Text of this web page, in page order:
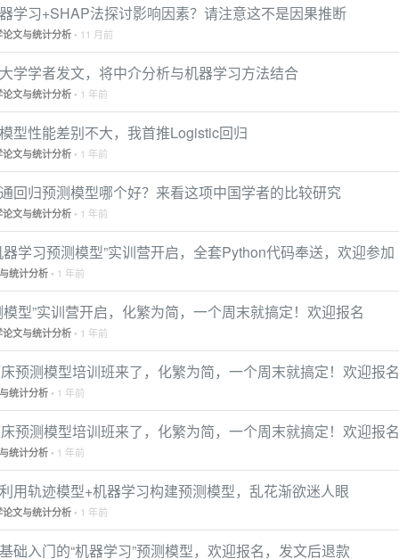
学习+SHAP法探讨影响因素？请注意这不是因果推断
论文与统计分析 • 11 月前
学学者发文，将中介分析与机器学习方法结合
论文与统计分析 • 1 年前
型性能差别不大，我首推Logistic回归
论文与统计分析 • 1 年前
回归预测模型哪个好？来看这项中国学者的比较研究
论文与统计分析 • 1 年前
器学习预测模型”实训营开启，全套Python代码奉送，欢迎参加
统计分析 • 1 年前
型”实训营开启，化繁为简，一个周末就搞定！欢迎报名
论文与统计分析 • 1 年前
预测模型培训班来了，化繁为简，一个周末就搞定！欢迎报名
统计分析 • 1 年前
预测模型培训班来了，化繁为简，一个周末就搞定！欢迎报名
统计分析 • 1 年前
用轨迹模型+机器学习构建预测模型，乱花渐欲迷人眼
论文与统计分析 • 1 年前
础入门的“机器学习”预测模型，欢迎报名，发文后退款